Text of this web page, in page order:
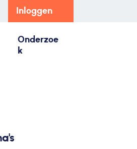
Inloggen
Onderzoe
k